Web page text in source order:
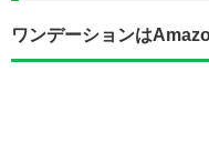
ワンデーションは